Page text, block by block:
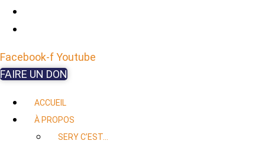
Facebook-fYoutube
FAIRE UN DON
ACCUEIL
À PROPOS
SERY C’EST…